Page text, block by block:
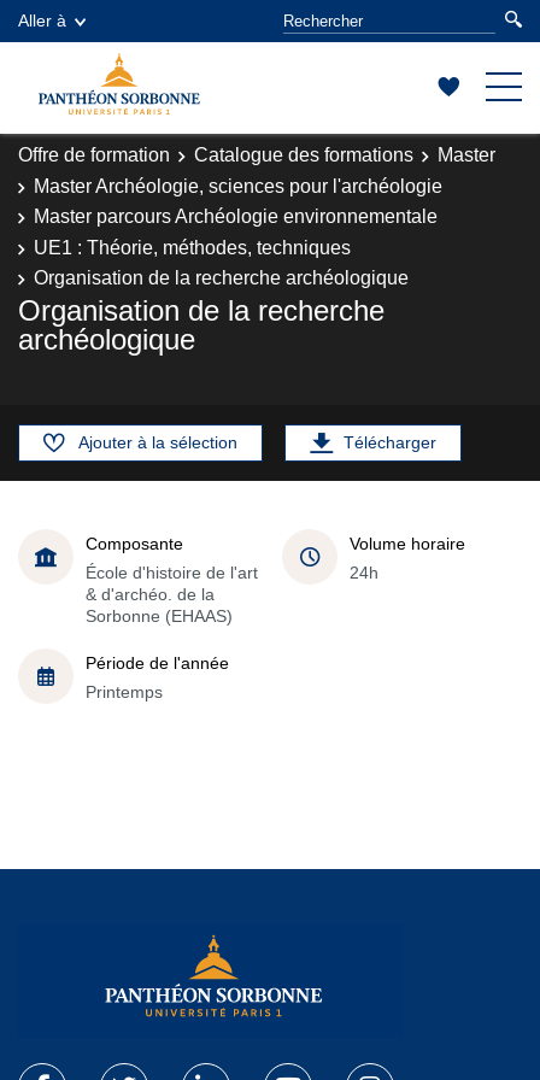
Aller à
Offre de formation Catalogue des formations
Master
Master Archéologie, sciences pour l'archéologie
Master parcours Archéologie environnementale
UE1 : Théorie, méthodes, techniques
Organisation de la recherche archéologique
Organisation de la recherche
archéologique
Ajouter à la sélection Télécharger
Composante
École d'histoire de l'art
& d'archéo. de la
Sorbonne (EHAAS)
Volume horaire
24h
Période de l'année
Printemps